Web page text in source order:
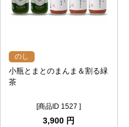
のし
小瓶とまとのまんま＆割る緑
茶
[商品ID 1527 ]
3,900 円